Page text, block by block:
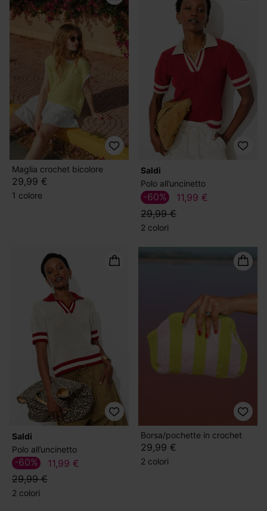
Maglia crochet bicolore
29,99 €
1 colore
Saldi
Polo all’uncinetto
11,99 €
29,99 €
-60%
2 colori
Saldi
Polo all’uncinetto
11,99 €
29,99 €
-60%
2 colori
Borsa/pochette in crochet
29,99 €
2 colori